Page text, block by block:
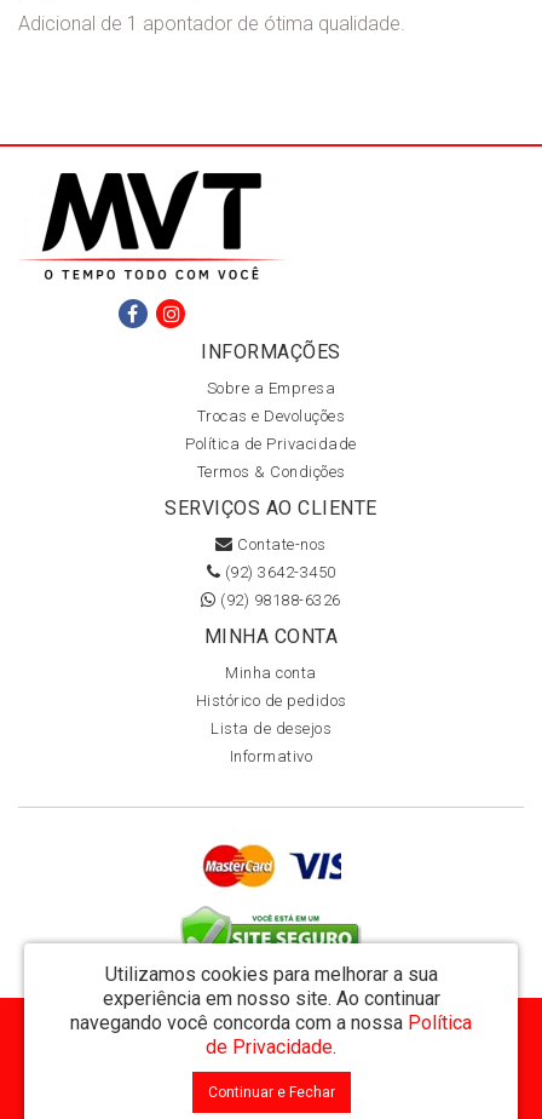
Adicional de 1 apontador de ótima qualidade.
INFORMAÇÕES
Sobre a Empresa
Trocas e Devoluções
Política de Privacidade
Termos & Condições
SERVIÇOS AO CLIENTE
Contate-nos
(92) 3642-3450
(92) 98188-6326
MINHA CONTA
Minha conta
Histórico de pedidos
Lista de desejos
Informativo
Utilizamos cookies para melhorar a sua
experiência em nosso site. Ao continuar
navegando você concorda com a nossa Política
de Privacidade.
Continuar e Fechar
MVT Comércio de Representação de Livros Ltda - CNPJ: 11.162.894/0001-32
Rua Visconde de Utinga 234 - Parque das Laranjeiras - Manaus / AM - CEP: 69058-810
MVT Livraria © 2026